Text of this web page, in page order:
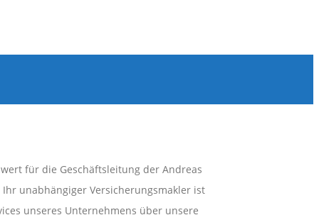
für die Geschäftsleitung der Andreas
unabhängiger Versicherungsmakler ist
unseres Unternehmens über unsere